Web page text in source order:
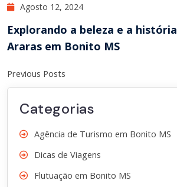
Agosto 12, 2024
Explorando a beleza e a
Araras em Bonito MS
Previous Posts
Categorias
Agência de Turismo em Bonito MS
Dicas de Viagens
Flutuação em Bonito MS